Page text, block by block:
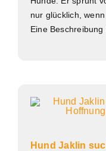
nur glücklich,
Eine Beschreibung
Hund Jaklin